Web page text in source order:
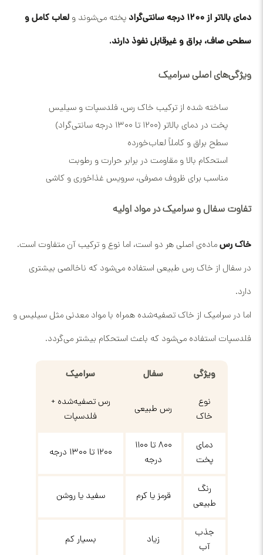
دمای بالاتر از ۱۲۰۰ درجه سانتی‌گراد
پخته می‌شوند ولعاب کامل و
سطحی صاف، براق و غیرقابل نفوذ دارند.
ویژگی‌های اصلی سرامیک
ساخته شده از ترکیب خاک رس، فلدسپات و سیلیس
پخت در دمای بالاتر (۱۲۰۰ تا ۱۳۰۰ درجه سانتی‌گراد)
سطح براق و کاملاً لعاب‌خورده
استحکام بالا و مقاومت در برابر حرارت و رطوبت
مناسب برای ظروف مصرفی، سرویس غذاخوری و کاشی
تفاوت سفال و سرامیک در مواد اولیه
خاک رسماده‌ی اصلی هر دو است، اما نوع و ترکیب آن متفاوت است.
در سفال از خاک رس طبیعی استفاده می‌شود که ناخالصی بیشتری
دارد.
اما در سرامیک از خاک تصفیه‌شده همراه با مواد معدنی مثل سیلیس و
فلدسپات استفاده می‌شود که باعث استحکام بیشتر می‌گردد.
ویژگی سفال سرامیک
نوع
خاک
رس طبیعی
رس تصفیه‌شده +
فلدسپات
دمای
پخت
۸۰۰ تا ۱۱۰۰
درجه
۱۲۰۰ تا ۱۳۰۰ درجه
رنگ
طبیعی
قرمز یا کرم سفید یا روشن
جذب
آب
زیاد بسیار کم